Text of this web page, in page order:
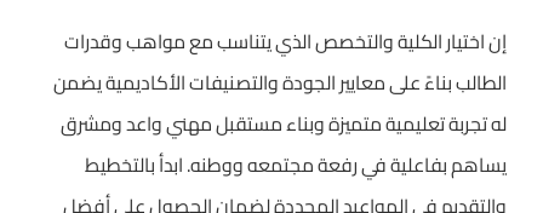
إن اختيار الكلية والتخصص الذي يتناسب مع مواهب وقدرات
الطالب بناءً على معايير الجودة والتصنيفات الأكاديمية يضمن
له تجربة تعليمية متميزة وبناء مستقبل مهني واعد ومشرق
يساهم بفاعلية في رفعة مجتمعه ووطنه. ابدأ بالتخطيط
والتقديم في المواعيد المحددة لضمان الحصول على أفضل